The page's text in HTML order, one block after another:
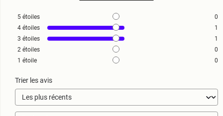
5 étoiles
0
4 étoiles
1
3 étoiles
1
2 étoiles
0
1 étoile 0
Trier les avis